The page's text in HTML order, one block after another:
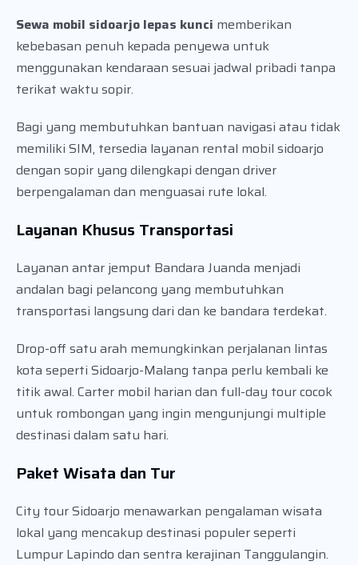
Sewa mobil sidoarjo lepas kunci memberikan
kebebasan penuh kepada penyewa untuk
menggunakan kendaraan sesuai jadwal pribadi tanpa
terikat waktu sopir.
Bagi yang membutuhkan bantuan navigasi atau tidak
memiliki SIM, tersedia layanan rental mobil sidoarjo
dengan sopir yang dilengkapi dengan driver
berpengalaman dan menguasai rute lokal.
Layanan Khusus Transportasi
Layanan antar jemput Bandara Juanda menjadi
andalan bagi pelancong yang membutuhkan
transportasi langsung dari dan ke bandara terdekat.
Drop-off satu arah memungkinkan perjalanan lintas
kota seperti Sidoarjo-Malang tanpa perlu kembali ke
titik awal. Carter mobil harian dan full-day tour cocok
untuk rombongan yang ingin mengunjungi multiple
destinasi dalam satu hari.
Paket Wisata dan Tur
City tour Sidoarjo menawarkan pengalaman wisata
lokal yang mencakup destinasi populer seperti
Lumpur Lapindo dan sentra kerajinan Tanggulangin.